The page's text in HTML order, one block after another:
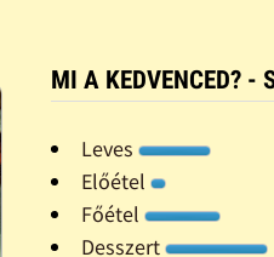
MI A KEDVENCED? -
Leves
Előétel
Főétel
Desszert